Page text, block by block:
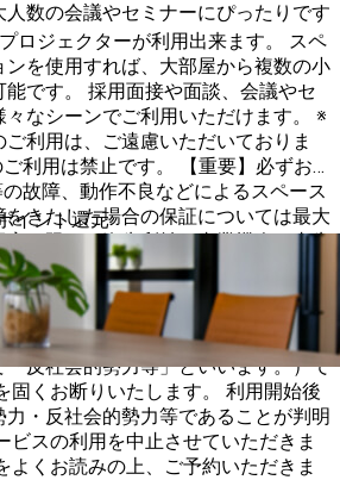
数の会議やセミナーにぴったりです
ジェクターが利用出来ます。 スペ
を使用すれば、大部屋から複数の小
です。 採用面接や面談、会議やセ
なシーンでご利用いただけます。 ※
利用は、ご遠慮いただいておりま
止です。 【重要】必ずお
故障、動作不良などによるスペース
きたした場合の保証については最大
に限り、逸失利益、事業機会の喪失
保証出来ません。 【重要・必
スぺースは、暴力団、暴力団員、暴
れらに準ずる者（以下、「反社会的勢
反社会的勢力と密接な関係を有す
反社会的勢力等」といいます。）で
断りいたします。 利用開始後
・反社会的勢力等であることが判明
ビスの利用を中止させていただきま
よくお読みの上、ご予約いただきま
イント還元